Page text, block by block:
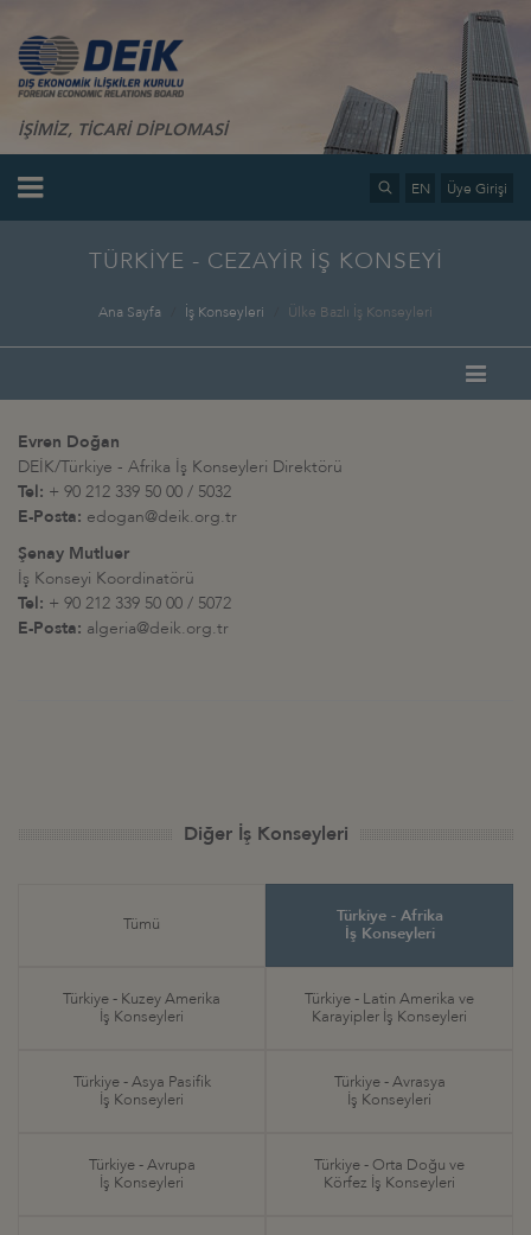
İŞİMİZ, TİCARİ DİPLOMASİ
EN Üye Girişi
TÜRKİYE - CEZAYİR İŞ KONSEYİ
Ana Sayfa İş Konseyleri Ülke Bazlı İş Konseyleri
Evren Doğan
DEİK/Türkiye - Afrika İş Konseyleri Direktörü
Tel: + 90 212 339 50 00 / 5032
E-Posta: edogan@deik.org.tr
Şenay Mutluer
İş Konseyi Koordinatörü
Tel: + 90 212 339 50 00 / 5072
E-Posta: algeria@deik.org.tr
Diğer İş Konseyleri
Tümü
Türkiye - Afrika
İş Konseyleri
Türkiye - Kuzey Amerika
İş Konseyleri
Türkiye - Latin Amerika ve
Karayipler İş Konseyleri
Türkiye - Asya Pasifik
İş Konseyleri
Türkiye - Avrasya
İş Konseyleri
Türkiye - Avrupa
İş Konseyleri
Türkiye - Orta Doğu ve
Körfez İş Konseyleri